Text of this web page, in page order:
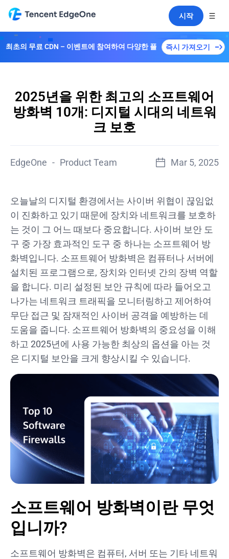
시작
– 이벤트에 참여하여 다양한 플랜을解锁하세요！ 즉시 가져오기
2025년을 위한 최고의 소프트웨어
방화벽 10개: 디지털 시대의 네트워
크 보호
EdgeOne - Product Team Mar 5, 2025
오늘날의 디지털 환경에서는 사이버 위협이 끊임없
이 진화하고 있기 때문에 장치와 네트워크를 보호하
는 것이 그 어느 때보다 중요합니다. 사이버 보안 도
구 중 가장 효과적인 도구 중 하나는 소프트웨어 방
화벽입니다. 소프트웨어 방화벽은 컴퓨터나 서버에
설치된 프로그램으로, 장치와 인터넷 간의 장벽 역할
을 합니다. 미리 설정된 보안 규칙에 따라 들어오고
나가는 네트워크 트래픽을 모니터링하고 제어하여
무단 접근 및 잠재적인 사이버 공격을 예방하는 데
도움을 줍니다. 소프트웨어 방화벽의 중요성을 이해
하고 2025년에 사용 가능한 최상의 옵션을 아는 것
은 디지털 보안을 크게 향상시킬 수 있습니다.
소프트웨어 방화벽이란 무엇
입니까?
소프트웨어 방화벽은 컴퓨터, 서버 또는 기타 네트워